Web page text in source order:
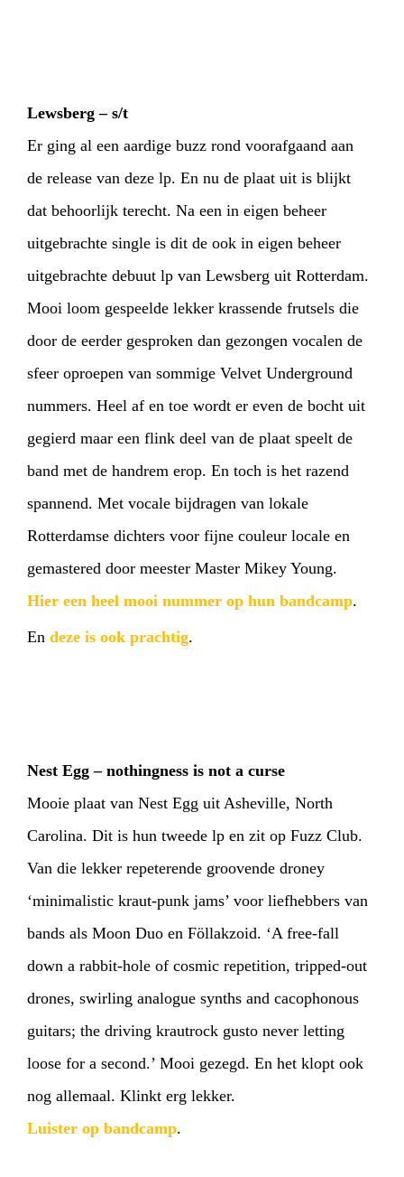
Lewsberg – s/t
Er ging al een aardige buzz rond voorafgaand aan
de release van deze lp. En nu de plaat uit is blijkt
dat behoorlijk terecht. Na een in eigen beheer
uitgebrachte single is dit de ook in eigen beheer
uitgebrachte debuut lp van Lewsberg uit Rotterdam.
Mooi loom gespeelde lekker krassende frutsels die
door de eerder gesproken dan gezongen vocalen de
sfeer oproepen van sommige Velvet Underground
nummers. Heel af en toe wordt er even de bocht uit
gegierd maar een flink deel van de plaat speelt de
band met de handrem erop. En toch is het razend
spannend. Met vocale bijdragen van lokale
Rotterdamse dichters voor fijne couleur locale en
gemastered door meester Master Mikey Young.
Hier een heel mooi nummer op hun bandcamp.
En deze is ook prachtig.
Nest Egg – nothingness is not a curse
Mooie plaat van Nest Egg uit Asheville, North
Carolina. Dit is hun tweede lp en zit op Fuzz Club.
Van die lekker repeterende groovende droney
‘minimalistic kraut-punk jams’ voor liefhebbers van
bands als Moon Duo en Föllakzoid. ‘A free-fall
down a rabbit-hole of cosmic repetition, tripped-out
drones, swirling analogue synths and cacophonous
guitars; the driving krautrock gusto never letting
loose for a second.’ Mooi gezegd. En het klopt ook
nog allemaal. Klinkt erg lekker.
Luister op bandcamp.